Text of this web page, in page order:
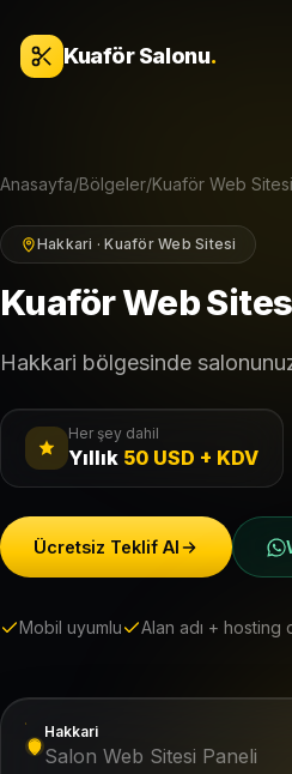
Kuaför Salonu.
Anasayfa/Bölgeler/Kuaför Web Sitesi
Hakkari · Kuaför Web Sitesi
Kuaför Web
Hakkari bölgesinde
Her şey dahil
Yıllık 50 USD + KDV
Ücretsiz Teklif Al
Mobil uyumlu Alan adı + hosting
Hakkari
Salon Web Sitesi Paneli